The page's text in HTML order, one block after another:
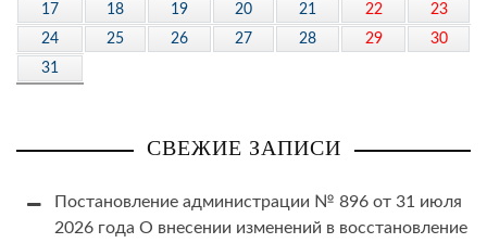
17
18 19 20 21 22
23
24
25 26 27 28 29
30
31
СВЕЖИЕ ЗАПИСИ
Постановление администрации № 896 от 31 июля
2026 года О внесении изменений в восстановление